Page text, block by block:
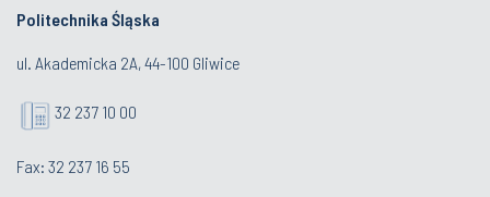
Politechnika Śląska
ul. Akademicka 2A, 44-100 Gliwice
32 237 10 00
Fax: 32 237 16 55